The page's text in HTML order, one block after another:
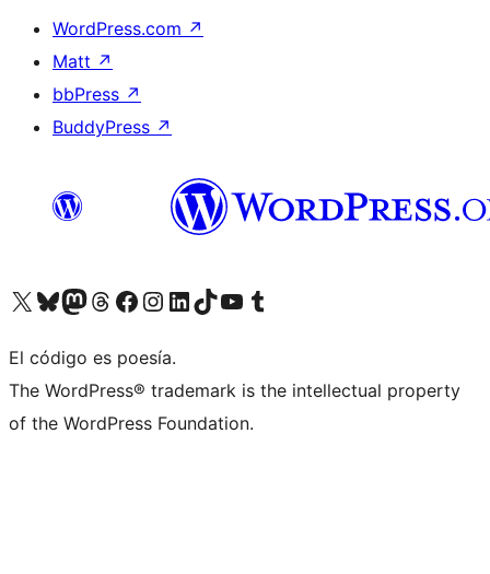
WordPress.com ↗
Matt ↗
bbPress ↗
BuddyPress ↗
Visita nuestra cuenta de X (anteriormente Twitter)
Visita nuestra cuenta de Bluesky
Visita nuestra cuenta de Mastodon
Visita nuestra cuenta de Threads
Visita nuestra página de Facebook
Visita nuestra cuenta de Instagram
Visita nuestra cuenta de LinkedIn
Visita nuestra cuenta de TikTok
Visita nuestro canal de YouTube
Visita nuestra cuenta de Tumblr
El código es poesía.
The WordPress® trademark is the intellectual property
of the WordPress Foundation.